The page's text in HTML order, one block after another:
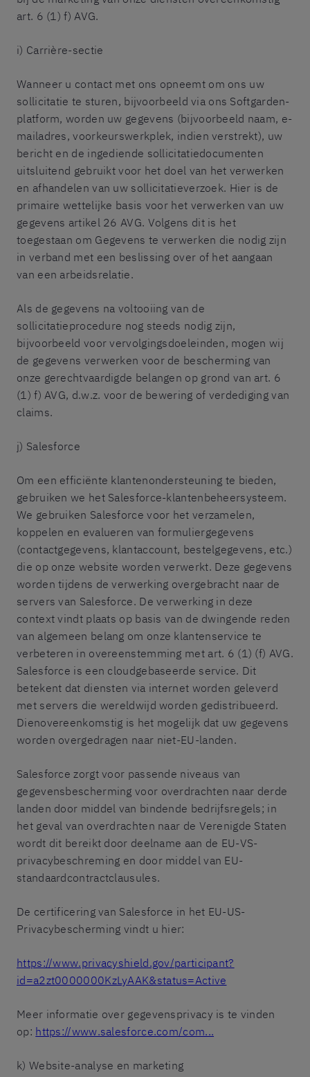
art. 6 (1) f) AVG.
i) Carrière-sectie
Wanneer u contact met ons opneemt om ons uw
sollicitatie te sturen, bijvoorbeeld via ons Softgarden-
platform, worden uw gegevens (bijvoorbeeld naam, e-
mailadres, voorkeurswerkplek, indien verstrekt), uw
bericht en de ingediende sollicitatiedocumenten
uitsluitend gebruikt voor het doel van het verwerken
en afhandelen van uw sollicitatieverzoek. Hier is de
primaire wettelijke basis voor het verwerken van uw
gegevens artikel 26 AVG. Volgens dit is het
toegestaan om Gegevens te verwerken die nodig zijn
in verband met een beslissing over of het aangaan
van een arbeidsrelatie.
Als de gegevens na voltooiing van de
sollicitatieprocedure nog steeds nodig zijn,
bijvoorbeeld voor vervolgingsdoeleinden, mogen wij
de gegevens verwerken voor de bescherming van
onze gerechtvaardigde belangen op grond van art. 6
(1) f) AVG, d.w.z. voor de bewering of verdediging van
claims.
j) Salesforce
Om een efficiënte klantenondersteuning te bieden,
gebruiken we het Salesforce-klantenbeheersysteem.
We gebruiken Salesforce voor het verzamelen,
koppelen en evalueren van formuliergegevens
(contactgegevens, klantaccount, bestelgegevens, etc.)
die op onze website worden verwerkt. Deze gegevens
worden tijdens de verwerking overgebracht naar de
servers van Salesforce. De verwerking in deze
context vindt plaats op basis van de dwingende reden
van algemeen belang om onze klantenservice te
verbeteren in overeenstemming met art. 6 (1) (f) AVG.
Salesforce is een cloudgebaseerde service. Dit
betekent dat diensten via internet worden geleverd
met servers die wereldwijd worden gedistribueerd.
Dienovereenkomstig is het mogelijk dat uw gegevens
worden overgedragen naar niet-EU-landen.
Salesforce zorgt voor passende niveaus van
gegevensbescherming voor overdrachten naar derde
landen door middel van bindende bedrijfsregels; in
het geval van overdrachten naar de Verenigde Staten
wordt dit bereikt door deelname aan de EU-VS-
privacybeschreming en door middel van EU-
standaardcontractclausules.
De certificering van Salesforce in het EU-US-
Privacybescherming vindt u hier:
https://www.privacyshield.gov/participant?
id=a2zt0000000KzLyAAK&status=Active
Meer informatie over gegevensprivacy is te vinden
op: https://www.salesforce.com/com...
k) Website-analyse en marketing